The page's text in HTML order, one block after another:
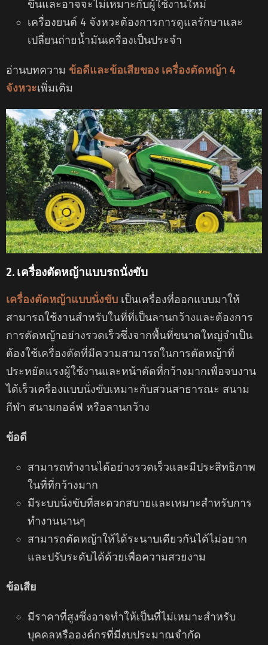
ขึ้นและอาจจะไม่เหมาะกับผู้ใช้งานใหม่
เครื่องยนต์ 4 จังหวะต้องการการดูแลรักษาและ
เปลี่ยนถ่ายน้ำมันเครื่องเป็นประจำ
อ่านบทความ ข้อดีและข้อเสียของ เครื่องตัดหญ้า 4
จังหวะเพิ่มเติม
2. เครื่องตัดหญ้าแบบรถนั่งขับ
เครื่องตัดหญ้าแบบนั่งขับ เป็นเครื่องที่ออกแบบมาให้
สามารถใช้งานสำหรับในที่ที่เป็นลานกว้างและต้องการ
การตัดหญ้าอย่างรวดเร็วซึ่งจากพื้นที่ขนาดใหญ่จำเป็น
ต้องใช้เครื่องตัดที่มีความสามารถในการตัดหญ้าที่
ประหยัดแรงผู้ใช้งานและหน้าตัดที่กว้างมากเพื่อจบงาน
ได้เร็วเครื่องแบบนั่งขับเหมาะกับสวนสาธารณะ สนาม
กีฬา สนามกอล์ฟ หรือลานกว้าง
ข้อดี
สามารถทำงานได้อย่างรวดเร็วและมีประสิทธิภาพ
ในที่ที่กว้างมาก
มีระบบนั่งขับที่สะดวกสบายและเหมาะสําหรับการ
ทำงานนานๆ
สามารถตัดหญ้าให้ได้ระนาบเดียวกันได้ไม่อยาก
และปรับระดับได้ด้วยเพื่อความสวยงาม
ข้อเสีย
มีราคาที่สูงซึ่งอาจทําให้เป็นที่ไม่เหมาะสําหรับ
บุคคลหรือองค์กรที่มีงบประมาณจำกัด